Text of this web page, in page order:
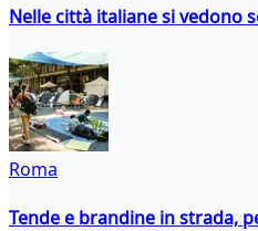
Nelle città italiane si vedono
Roma
Tende e brandine in strada,